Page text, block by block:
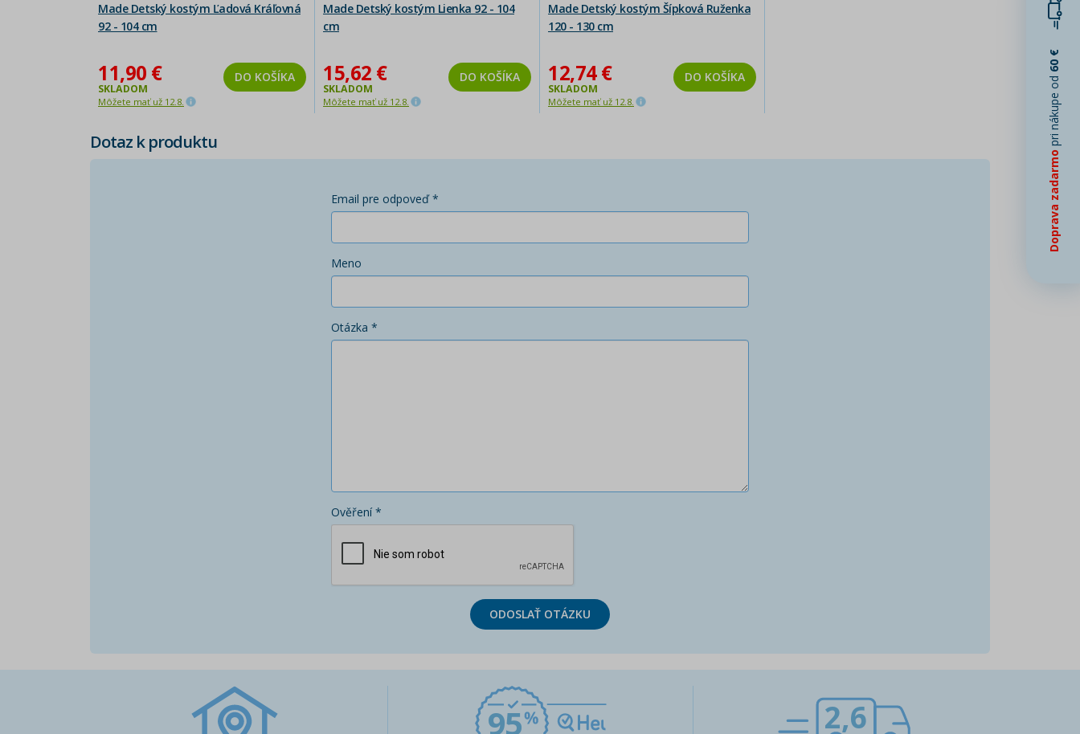
Made Detský kostým Ľadová Kráľovná
92 - 104 cm
11,90 €
SKLADOM
Môžete mať už 12.8.
DO KOŠÍKA
Made Detský kostým Lienka 92 - 104
cm
15,62 €
SKLADOM
Môžete mať už 12.8.
DO KOŠÍKA
Made Detský kostým Šípková Ruženka
120 - 130 cm
12,74 €
SKLADOM
Môžete mať už 12.8.
DO KOŠÍKA
Dotaz k produktu
Email pre odpoveď *
Meno
Otázka *
Ověření *
ODOSLAŤ OTÁZKU
95 2,6
Doprava zadarmo
pri nákupe od
60 €